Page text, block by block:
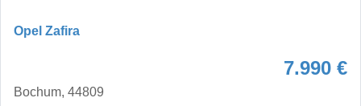
Opel Zafira
7.990 €
Bochum, 44809